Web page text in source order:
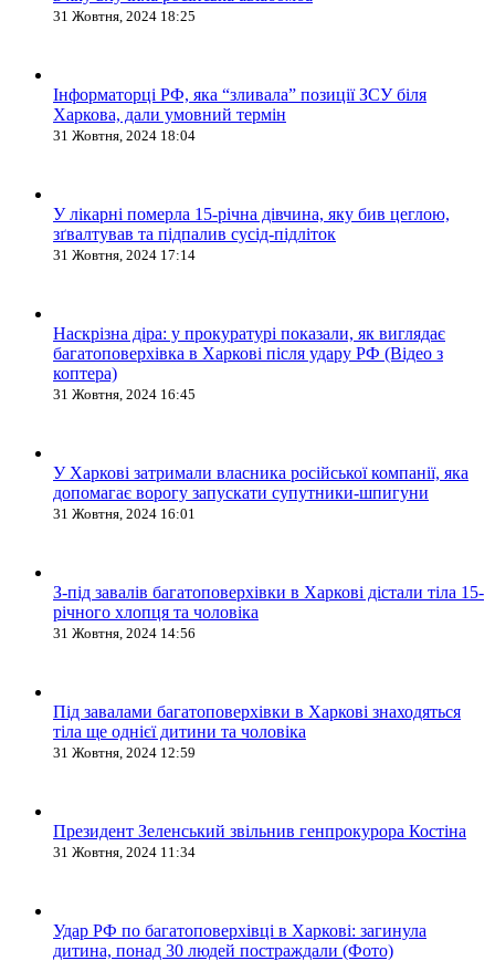
31 Жовтня, 2024 18:25
Інформаторці РФ, яка “зливала” позиції ЗСУ біля
Харкова, дали умовний термін
31 Жовтня, 2024 18:04
У лікарні померла 15-річна дівчина, яку бив цеглою,
зґвалтував та підпалив сусід-підліток
31 Жовтня, 2024 17:14
Наскрізна діра: у прокуратурі показали, як виглядає
багатоповерхівка в Харкові після удару РФ (Відео з
коптера)
31 Жовтня, 2024 16:45
У Харкові затримали власника російської компанії, яка
допомагає ворогу запускати супутники-шпигуни
31 Жовтня, 2024 16:01
З-під завалів багатоповерхівки в Харкові дістали тіла 15-
річного хлопця та чоловіка
31 Жовтня, 2024 14:56
Під завалами багатоповерхівки в Харкові знаходяться
тіла ще однієї дитини та чоловіка
31 Жовтня, 2024 12:59
Президент Зеленський звільнив генпрокурора Костіна
31 Жовтня, 2024 11:34
Удар РФ по багатоповерхівці в Харкові: загинула
дитина, понад 30 людей постраждали (Фото)